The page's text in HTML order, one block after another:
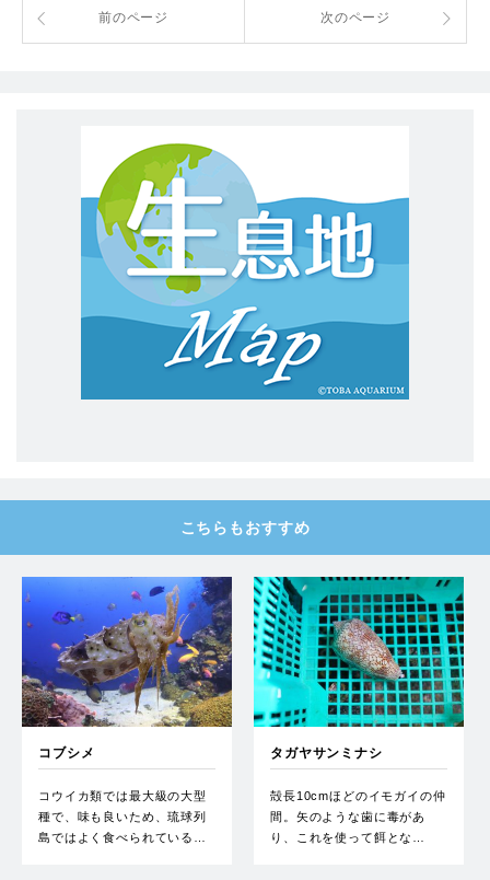
前のページ 次のページ
こちらもおすすめ
コブシメ
コウイカ類では最大級の大型
種で、味も良いため、琉球列
島ではよく食べられている…
タガヤサンミナシ
殻長10cmほどのイモガイの仲
間。矢のような歯に毒があ
り、これを使って餌とな…